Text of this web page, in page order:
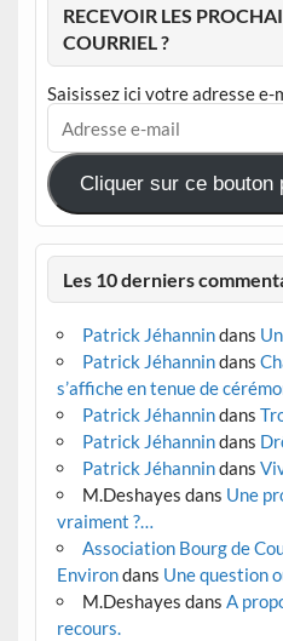
RECEVOIR LES
COURRIEL ?
Saisissez ici votre adresse e-
Adresse
mail
Cliquer sur ce bouton
Les 10 derniers
Patrick Jéhannindans
Patrick Jéhannindans
s’affiche en tenue de
Patrick Jéhannindans
Patrick Jéhannindans
Patrick Jéhannindans
M.Deshayes dans Une
vraiment ?…
Association Bourg de
Environdans Une question
M.Deshayes dans A
recours.